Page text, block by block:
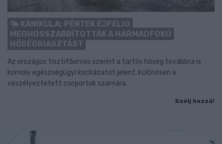
KÁNIKULA: PÉNTEK ÉJFÉLIG
MEGHOSSZABBÍTOTTÁK A HARMADFOKÚ
HŐSÉGRIASZTÁST
Az országos tisztifőorvos szerint a tartós hőség továbbra is
komoly egészségügyi kockázatot jelent, különösen a
veszélyeztetett csoportok számára.
Szólj hozzá!